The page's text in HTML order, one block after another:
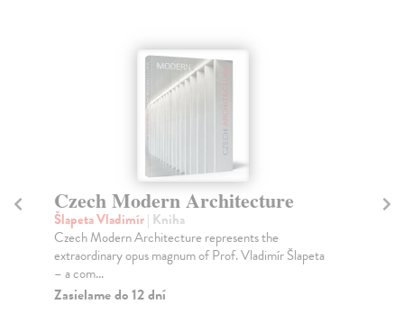
Czech Modern Architecture
Šlapeta Vladimír| Kniha
Czech Modern Architecture represents the
extraordinary opus magnum of Prof. Vladimír Šlapeta
– a com...
Zasielame do 12 dní